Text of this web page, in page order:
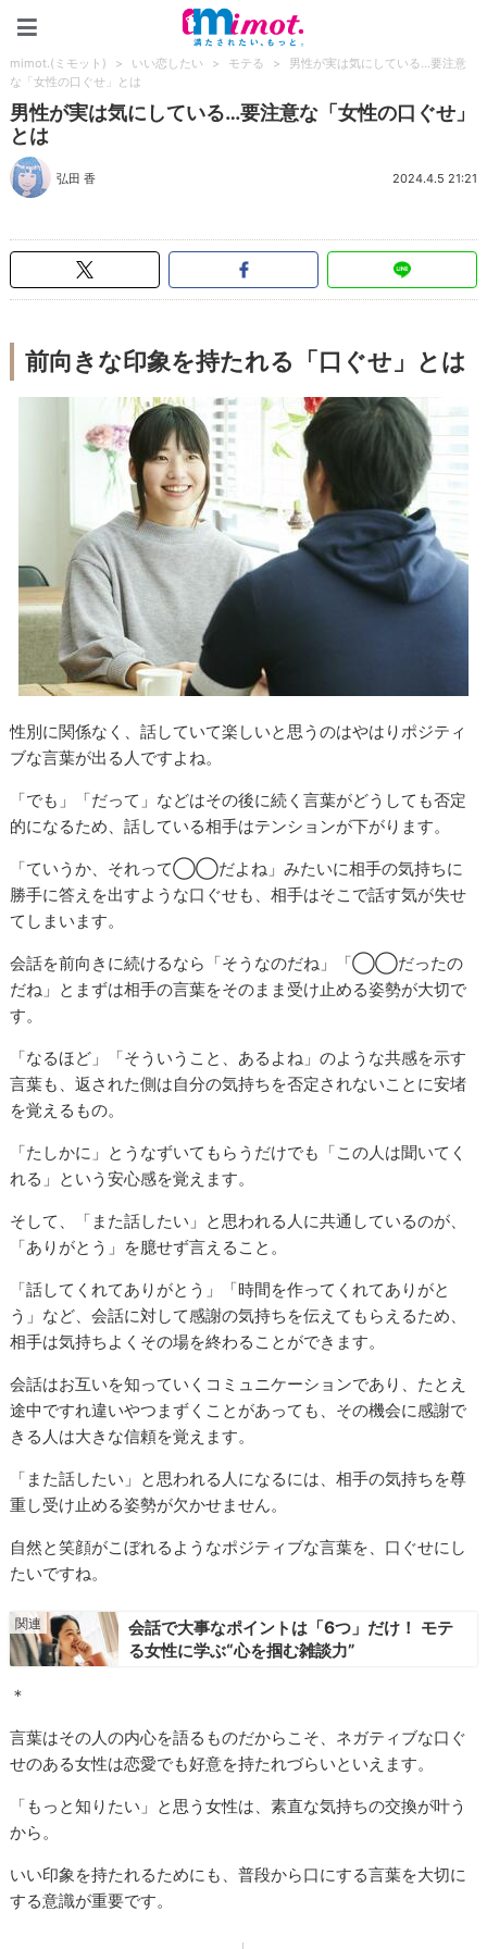
mimot.(ミモット) > いい恋したい > モテる >
男性が実は気にしている…要注意
な「女性の口ぐせ」とは
男性が実は気にしている…要注意な「女性の口ぐせ」
とは
弘田 香 2024.4.5 21:21
前向きな印象を持たれる「口ぐせ」とは
性別に関係なく、話していて楽しいと思うのはやはりポジティ
ブな言葉が出る人ですよね。
「でも」「だって」などはその後に続く言葉がどうしても否定
的になるため、話している相手はテンションが下がります。
「ていうか、それって◯◯だよね」みたいに相手の気持ちに
勝手に答えを出すような口ぐせも、相手はそこで話す気が失せ
てしまいます。
会話を前向きに続けるなら「そうなのだね」「◯◯だったの
だね」とまずは相手の言葉をそのまま受け止める姿勢が大切で
す。
「なるほど」「そういうこと、あるよね」のような共感を示す
言葉も、返された側は自分の気持ちを否定されないことに安堵
を覚えるもの。
「たしかに」とうなずいてもらうだけでも「この人は聞いてく
れる」という安心感を覚えます。
そして、「また話したい」と思われる人に共通しているのが、
「ありがとう」を臆せず言えること。
「話してくれてありがとう」「時間を作ってくれてありがと
う」など、会話に対して感謝の気持ちを伝えてもらえるため、
相手は気持ちよくその場を終わることができます。
会話はお互いを知っていくコミュニケーションであり、たとえ
途中ですれ違いやつまずくことがあっても、その機会に感謝で
きる人は大きな信頼を覚えます。
「また話したい」と思われる人になるには、相手の気持ちを尊
重し受け止める姿勢が欠かせません。
自然と笑顔がこぼれるようなポジティブな言葉を、口ぐせにし
たいですね。
会話で大事なポイントは「6つ」だけ！ モテ
る女性に学ぶ“心を掴む雑談力”
＊
言葉はその人の内心を語るものだからこそ、ネガティブな口ぐ
せのある女性は恋愛でも好意を持たれづらいといえます。
「もっと知りたい」と思う女性は、素直な気持ちの交換が叶う
から。
いい印象を持たれるためにも、普段から口にする言葉を大切に
する意識が重要です。